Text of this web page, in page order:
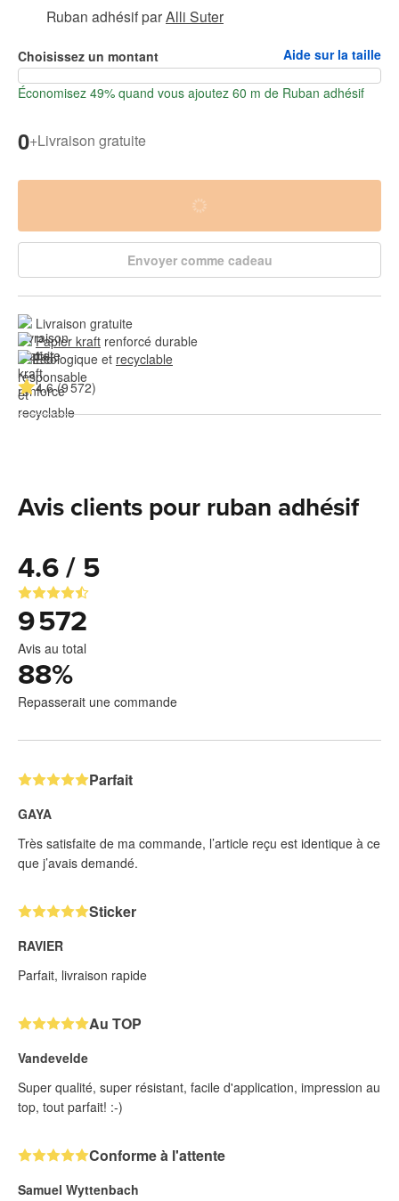
Ruban adhésifparAlli Suter
Choisissez un montant Aide sur la taille
Économisez 49% quand vous ajoutez 60 m de Ruban adhésif
0+Livraison gratuite
Envoyer comme cadeau
Livraison gratuite
Papier kraft renforcé durable
Écologique et recyclable
4.6 (9 572)
Avis clients pour ruban adhésif
4.6 / 5
9 572
Avis au total
88%
Repasserait une commande
Parfait
GAYA
Très satisfaite de ma commande, l’article reçu est identique à ce
que j’avais demandé.
Sticker
RAVIER
Parfait, livraison rapide
Au TOP
Vandevelde
Super qualité, super résistant, facile d'application, impression au
top, tout parfait! :-)
Conforme à l'attente
Samuel Wyttenbach